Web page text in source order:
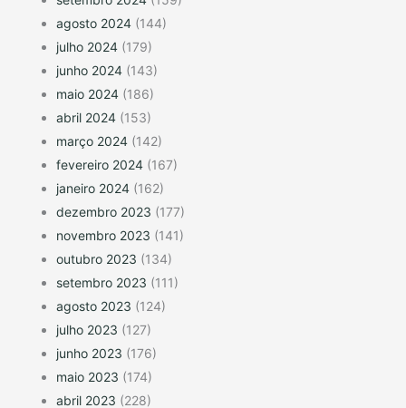
agosto 2024 (144)
julho 2024 (179)
junho 2024 (143)
maio 2024 (186)
abril 2024 (153)
março 2024 (142)
fevereiro 2024 (167)
janeiro 2024 (162)
dezembro 2023 (177)
novembro 2023 (141)
outubro 2023 (134)
setembro 2023 (111)
agosto 2023 (124)
julho 2023 (127)
junho 2023 (176)
maio 2023 (174)
abril 2023 (228)